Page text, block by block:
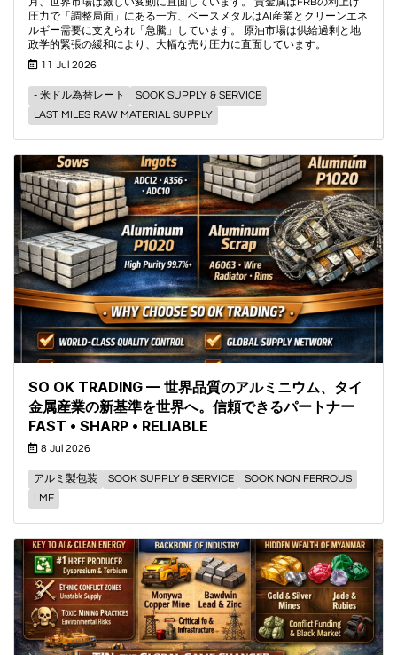
圧力で「調整局面」にある一方、ベースメタルはAI産業とクリーンエネ
ルギー需要に支えられ「急騰」しています。 原油市場は供給過剰と地
政学的緊張の緩和により、大幅な売り圧力に直面しています。
11 Jul 2026
- 米ドル為替レート
SOOK SUPPLY & SERVICE
LAST MILES RAW MATERIAL SUPPLY
SO OK TRADING — 世界品質のアルミニウム、タイ
金属産業の新基準を世界へ。信頼できるパートナー
FAST • SHARP • RELIABLE
8 Jul 2026
アルミ製包装 SOOK SUPPLY & SERVICE
SOOK NON FERROUS
LME